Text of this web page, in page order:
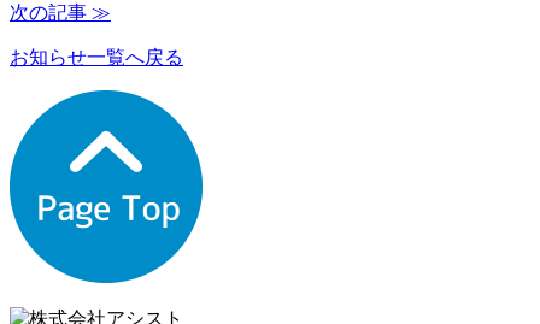
次の記事 ≫
お知らせ一覧へ戻る